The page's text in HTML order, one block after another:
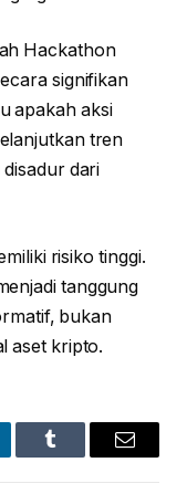
Hackathon
signifikan
apakah aksi
tren
dari
risiko tinggi.
tanggung
bukan
aset kripto.
Tumblr Email